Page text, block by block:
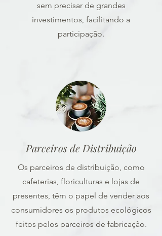
sem precisar de grandes
investimentos, facilitando a
participação.
Parceiros de Distribuição
Os parceiros de distribuição, como
cafeterias, floriculturas e lojas de
presentes, têm o papel de vender aos
consumidores os produtos ecológicos
feitos pelos parceiros de fabricação.